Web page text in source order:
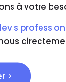
à votre